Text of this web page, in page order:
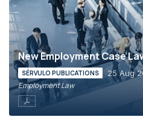
New Employment Case
SÉRVULO PUBLICATIONS 25 Aug
Employment Law